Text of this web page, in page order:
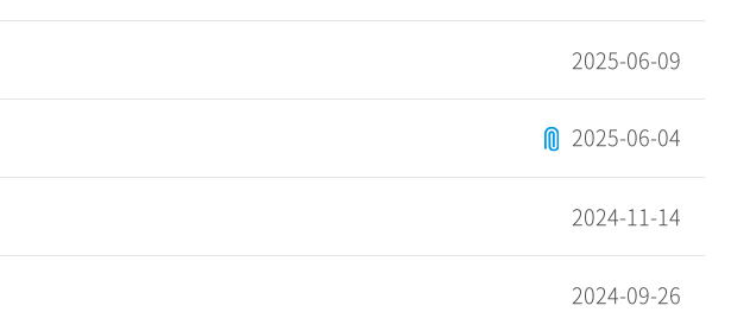
2025-06-09
2025-06-04
2024-11-14
2024-09-26